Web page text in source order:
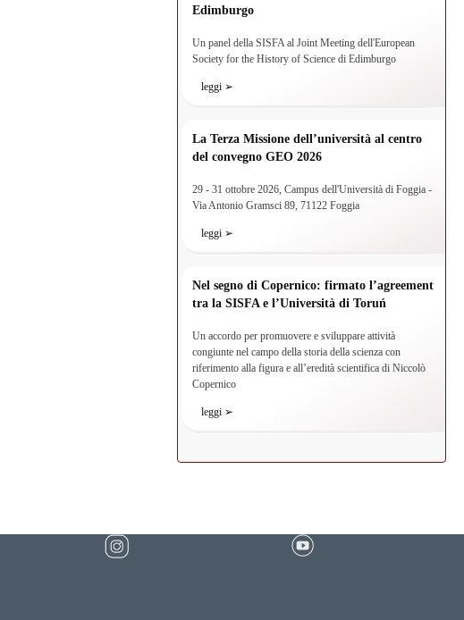
Edimburgo
Un panel della SISFA al Joint Meeting dell'European
Society for the History of Science di Edimburgo
leggi ➢
La Terza Missione dell’università al centro
del convegno GEO 2026
29 - 31 ottobre 2026, Campus dell'Università di Foggia -
Via Antonio Gramsci 89, 71122 Foggia
leggi ➢
Nel segno di Copernico: firmato l’agreement
tra la SISFA e l’Università di Toruń
Un accordo per promuovere e sviluppare attività
congiunte nel campo della storia della scienza con
riferimento alla figura e all’eredità scientifica di Niccolò
Copernico
leggi ➢